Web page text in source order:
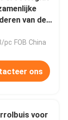
van de
pc FOB China
ons
voor